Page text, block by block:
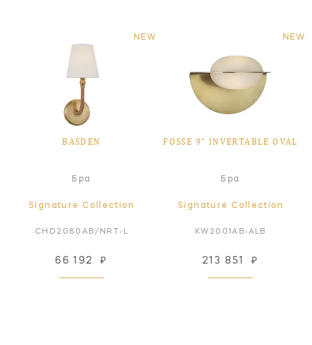
NEW
BASDEN
Бра
Signature Collection
CHD2080AB/NRT-L
66 192 ₽
NEW
FOSSE 9" INVERTABLE OVAL
Бра
Signature Collection
KW2001AB-ALB
213 851 ₽